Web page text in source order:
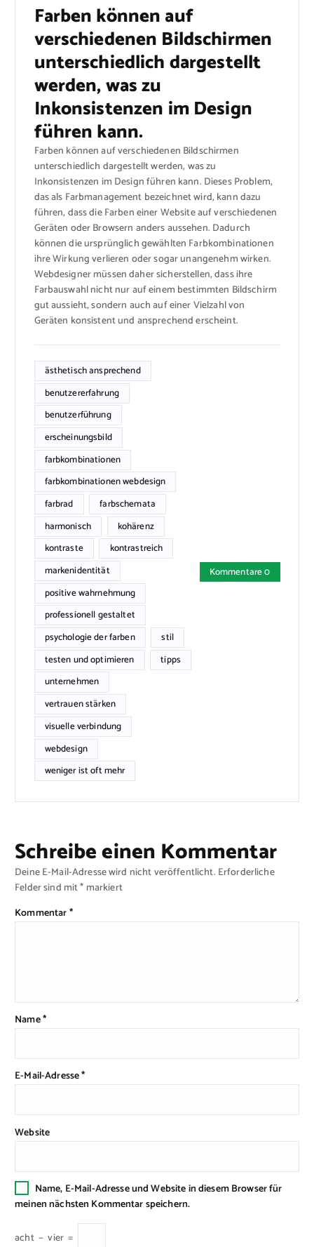
Farben können auf
verschiedenen Bildschirmen
unterschiedlich dargestellt
werden, was zu
Inkonsistenzen im Design
führen kann.
Farben können auf verschiedenen Bildschirmen
unterschiedlich dargestellt werden, was zu
Inkonsistenzen im Design führen kann. Dieses Problem,
das als Farbmanagement bezeichnet wird, kann dazu
führen, dass die Farben einer Website auf verschiedenen
Geräten oder Browsern anders aussehen. Dadurch
können die ursprünglich gewählten Farbkombinationen
ihre Wirkung verlieren oder sogar unangenehm wirken.
Webdesigner müssen daher sicherstellen, dass ihre
Farbauswahl nicht nur auf einem bestimmten Bildschirm
gut aussieht, sondern auch auf einer Vielzahl von
Geräten konsistent und ansprechend erscheint.
ästhetisch ansprechend
benutzererfahrung
benutzerführung
erscheinungsbild
farbkombinationen
farbkombinationen webdesign
farbrad
farbschemata
harmonisch
kohärenz
kontraste
kontrastreich
markenidentität
positive wahrnehmung
professionell gestaltet
psychologie der farben
stil
testen und optimieren
tipps
unternehmen
vertrauen stärken
visuelle verbindung
webdesign
weniger ist oft mehr
Kommentare 0
Schreibe einen Kommentar
Deine E-Mail-Adresse wird nicht veröffentlicht. Erforderliche
Felder sind mit*markiert
Kommentar*
Name*
E-Mail-Adresse*
Website
Name, E-Mail-Adresse und Website in diesem Browser für
meinen nächsten Kommentar speichern.
acht − vier =